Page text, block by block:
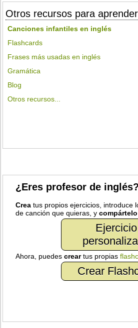
Otros recursos para
Canciones infantiles en inglés
Flashcards
Frases más usadas en inglés
Gramática
Blog
Otros recursos...
¿Eres profesor de inglés?
Crea tus propios ejercicios, introduce
de canción que quieras, ycompártelo
Ejercicio
Ahora, puedescreartus propias
Crear